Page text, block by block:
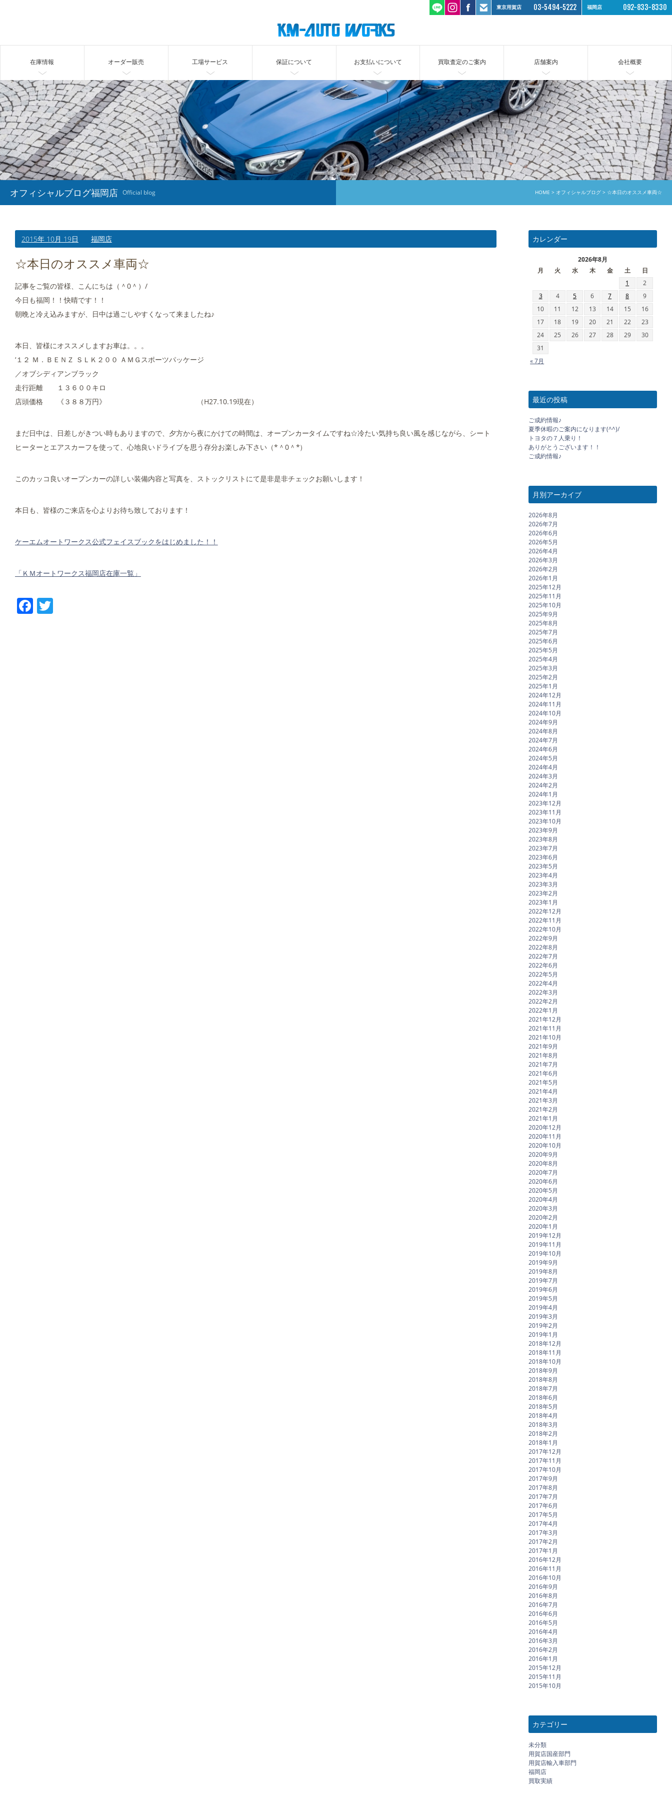
東京用賀店 03-5494-5222 福岡店 092-833-8330
在庫情報 オーダー販売 工場サービス 保証について お支払いについて 買取査定のご案内 店舗案内 会社概要
オフィシャルブログ福岡店 Official blog HOME オフィシャルブログ ☆本日のオススメ車両☆
2015年 10月 19日 福岡店
☆本日のオススメ車両☆
記事をご覧の皆様、こんにちは（＾0＾）/
今日も福岡！！快晴です！！
朝晩と冷え込みますが、日中は過ごしやすくなって来ましたね♪
本日、皆様にオススメしますお車は。。。
‘１２ Ｍ．ＢＥＮＺ ＳＬＫ２００ ＡＭＧスポーツパッケージ
／オブシディアンブラック
走行距離 １３６００キロ
店頭価格 《３８８万円》 （H27.10.19現在）
まだ日中は、日差しがきつい時もありますので、夕方から夜にかけての時間は、オープンカータイムですね☆冷たい気持ち良い風を感じながら、シート
ヒーターとエアスカーフを使って、心地良いドライブを思う存分お楽しみ下さい（*＾0＾*）
このカッコ良いオープンカーの詳しい装備内容と写真を、ストックリストにて是非是非チェックお願いします！
本日も、皆様のご来店を心よりお待ち致しております！
ケーエムオートワークス公式フェイスブックをはじめました！！
「ＫＭオートワークス福岡店在庫一覧」
Facebook
カレンダー
2026年8月
月
火 水 木 金 土
日
1
2
3
4 5 6 7 8
9
10
11 12 13 14 15
16
17
18 19 20 21 22
23
24
25 26 27 28 29
30
31
« 7月
最近の投稿
ご成約情報♪
夏季休暇のご案内になります(^^)/
トヨタの７人乗り！
ありがとうございます！！
ご成約情報♪
月別アーカイブ
2026年8月
2026年7月
2026年6月
2026年5月
2026年4月
2026年3月
2026年2月
2026年1月
2025年12月
2025年11月
2025年10月
2025年9月
2025年8月
2025年7月
2025年6月
2025年5月
2025年4月
2025年3月
2025年2月
2025年1月
2024年12月
2024年11月
2024年10月
2024年9月
2024年8月
2024年7月
2024年6月
2024年5月
2024年4月
2024年3月
2024年2月
2024年1月
2023年12月
2023年11月
2023年10月
2023年9月
2023年8月
2023年7月
2023年6月
2023年5月
2023年4月
2023年3月
2023年2月
2023年1月
2022年12月
2022年11月
2022年10月
2022年9月
2022年8月
2022年7月
2022年6月
2022年5月
2022年4月
2022年3月
2022年2月
2022年1月
2021年12月
2021年11月
2021年10月
2021年9月
2021年8月
2021年7月
2021年6月
2021年5月
2021年4月
2021年3月
2021年2月
2021年1月
2020年12月
2020年11月
2020年10月
2020年9月
2020年8月
2020年7月
2020年6月
2020年5月
2020年4月
2020年3月
2020年2月
2020年1月
2019年12月
2019年11月
2019年10月
2019年9月
2019年8月
2019年7月
2019年6月
2019年5月
2019年4月
2019年3月
2019年2月
2019年1月
2018年12月
2018年11月
2018年10月
2018年9月
2018年8月
2018年7月
2018年6月
2018年5月
2018年4月
2018年3月
2018年2月
2018年1月
2017年12月
2017年11月
2017年10月
2017年9月
2017年8月
2017年7月
2017年6月
2017年5月
2017年4月
2017年3月
2017年2月
2017年1月
2016年12月
2016年11月
2016年10月
2016年9月
2016年8月
2016年7月
2016年6月
2016年5月
2016年4月
2016年3月
2016年2月
2016年1月
2015年12月
2015年11月
2015年10月
カテゴリー
未分類
用賀店国産部門
用賀店輸入車部門
福岡店
買取実績